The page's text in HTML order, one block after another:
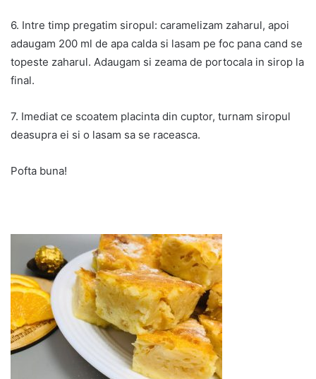
6. Intre timp pregatim siropul: caramelizam zaharul, apoi
adaugam 200 ml de apa calda si lasam pe foc pana cand se
topeste zaharul. Adaugam si zeama de portocala in sirop la
final.
7. Imediat ce scoatem placinta din cuptor, turnam siropul
deasupra ei si o lasam sa se raceasca.
Pofta buna!